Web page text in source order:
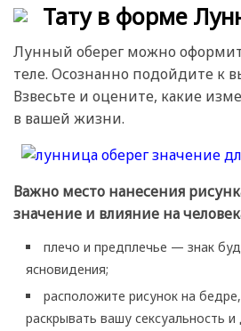
Тату в форме
Лунный оберег можно
теле. Осознанно подойдите к
Взвесьте и оцените, какие
в вашей жизни.
Важно место нанесения
значение и влияние на
плечо и предплечье — знак
ясновидения;
расположите рисунок на
раскрывать вашу сексуальность